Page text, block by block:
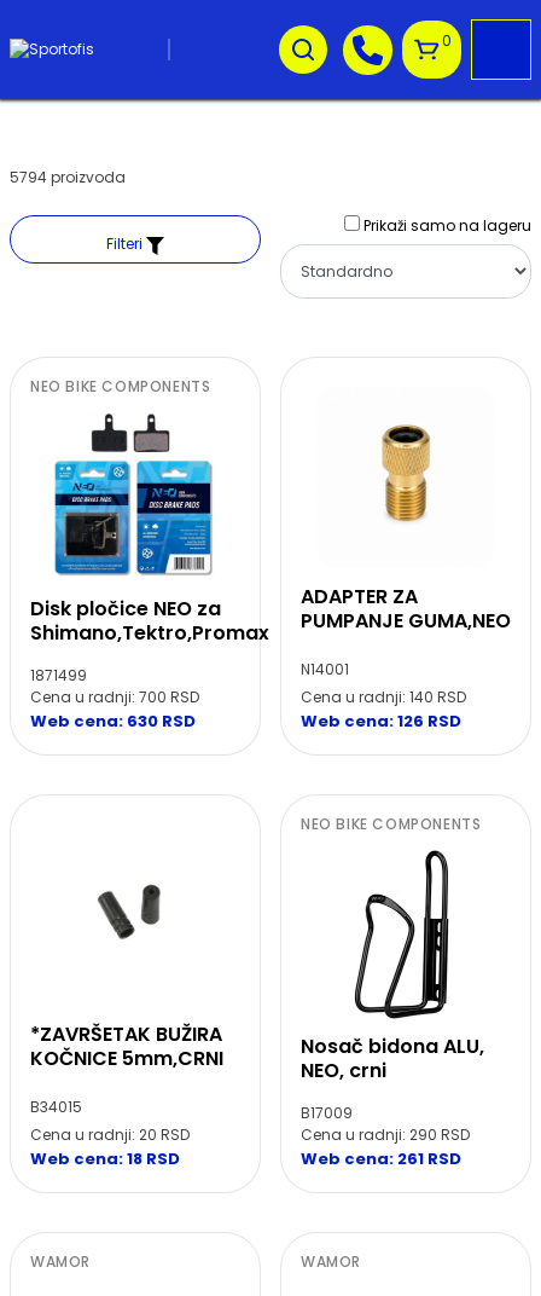
0
5794 proizvoda
Filteri
Prikaži samo na lageru
NEO BIKE COMPONENTS
Disk pločice NEO za
Shimano,Tektro,Promax
1871499
Cena u radnji: 700 RSD
Web cena: 630 RSD
ADAPTER ZA
PUMPANJE GUMA,NEO
N14001
Cena u radnji: 140 RSD
Web cena: 126 RSD
*ZAVRŠETAK BUŽIRA
KOČNICE 5mm,CRNI
B34015
Cena u radnji: 20 RSD
Web cena: 18 RSD
NEO BIKE COMPONENTS
Nosač bidona ALU,
NEO, crni
B17009
Cena u radnji: 290 RSD
Web cena: 261 RSD
WAMOR WAMOR